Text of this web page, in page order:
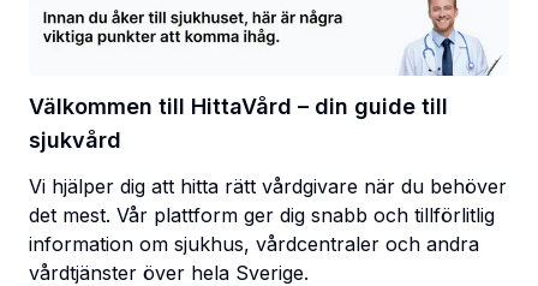
Välkommen till HittaVård – din guide till
sjukvård
Vi hjälper dig att hitta rätt vårdgivare när du behöver
det mest. Vår plattform ger dig snabb och tillförlitlig
information om sjukhus, vårdcentraler och andra
vårdtjänster över hela Sverige.